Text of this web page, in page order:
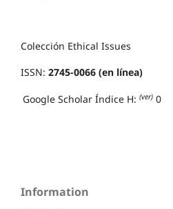
Colección Ethical Issues
ISSN: 2745-0066 (en línea)
Google Scholar Índice H: (ver) 0
Information